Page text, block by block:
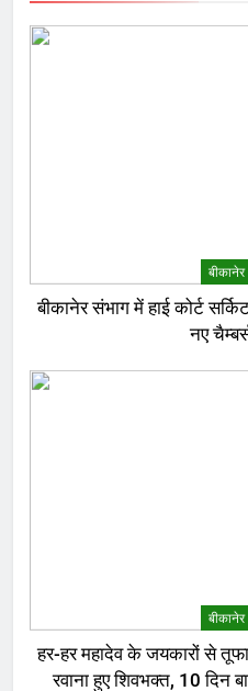
बीकानेर संभाग में हाई कोर्ट
नए
हर-हर महादेव के जयकारों से
रवाना हुए शिवभक्त, 10